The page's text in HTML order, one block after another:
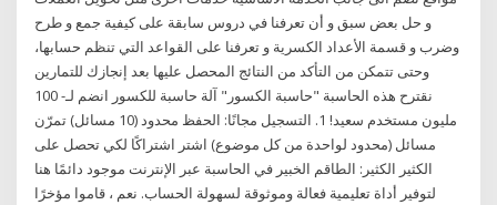
و حل بعض سبق و أن تعرفنا في دروس سابقة على كيفية جمع و طرح
وضرب و قسمة الأعداد الكسرية و تعرفنا على القواعد التي تنظم حسابها،
وحتى تتمكن من التأكد من النتائج المحصل عليها بعد إنجازك للتمارين
نقترح هذه الحاسبة "حاسبة الكسور" آلة حاسبة للكسور انضم لـ- 100
مليون مستخدم سعيد! 1. التسجيل مجانًا: الحفظ محدود (10 مسائل) تمرّن
مسائل (محدود لواحدة من كل موضوع) اشتر اشتراكًا لكي تحصل على
الكثير الكثير: الطاقم الخبير في الحاسبة عبر الإنترنت موجود دائمًا هنا
لتوفير أداة تعليمية فعالة وموثوقة لسهولة الحساب. نعم ، قاموا مؤخرًا